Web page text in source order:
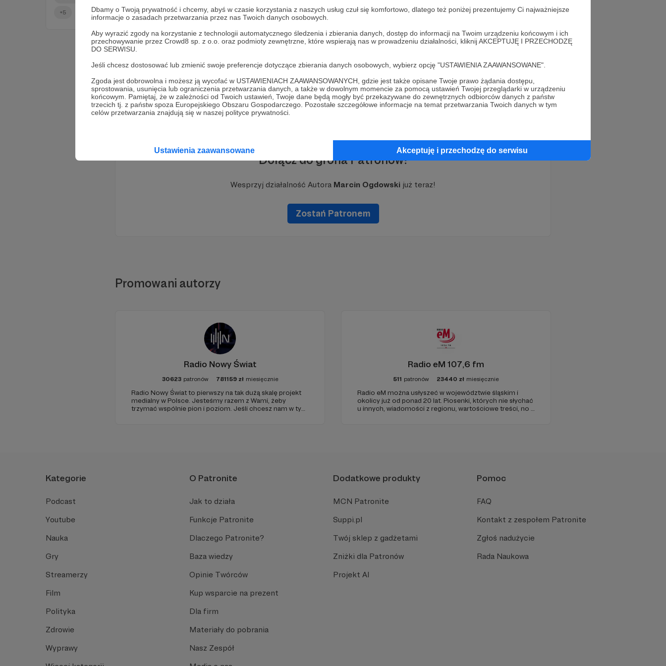
Dbamy o Twoją prywatność i chcemy, abyś w czasie korzystania z naszych usług czuł się komfortowo, dlatego też poniżej prezentujemy Ci najważniejsze
informacje o zasadach przetwarzania przez nas Twoich danych osobowych.
Aby wyrazić zgody na korzystanie z technologii automatycznego śledzenia i zbierania danych, dostęp do informacji na Twoim urządzeniu końcowym i ich
przechowywanie przez Crowd8 sp. z o.o. oraz podmioty zewnętrzne, które wspierają nas w prowadzeniu działalności, kliknij AKCEPTUJĘ I PRZECHODZĘ
DO SERWISU.
Jeśli chcesz dostosować lub zmienić swoje preferencje dotyczące zbierania danych osobowych, wybierz opcję "USTAWIENIA ZAAWANSOWANE".
Zgoda jest dobrowolna i możesz ją wycofać w USTAWIENIACH ZAAWANSOWANYCH, gdzie jest także opisane Twoje prawo żądania dostępu,
sprostowania, usunięcia lub ograniczenia przetwarzania danych, a także w dowolnym momencie za pomocą ustawień Twojej przeglądarki w urządzeniu
końcowym. Pamiętaj, że w zależności od Twoich ustawień, Twoje dane będą mogły być przekazywane do zewnętrznych odbiorców danych z państw
trzecich tj. z państw spoza Europejskiego Obszaru Gospodarczego. Pozostałe szczegółowe informacje na temat przetwarzania Twoich danych w tym
celów przetwarzania znajdują się w naszej polityce prywatności.
Ustawienia zaawansowane Akceptuję i przechodzę do serwisu
+5
Dołącz do grona Patronów!
Wesprzyj działalność Autora Marcin Ogdowski już teraz!
Zostań Patronem
Promowani autorzy
Radio Nowy Świat
30623 patronów 781159 zł miesięcznie
Radio Nowy Świat to pierwszy na tak dużą skalę projekt
medialny w Polsce. Jesteśmy razem z Wami, żeby
trzymać wspólnie pion i poziom. Jeśli chcesz nam w tym
Radio eM 107,6 fm
511 patronów 23440 zł miesięcznie
Radio eM można usłyszeć w województwie śląskim i
okolicy już od ponad 20 lat. Piosenki, których nie słychać
u innych, wiadomości z regionu, wartościowe treści, no i
Kategorie
Podcast
Youtube
Nauka
Gry
Streamerzy
Film
Polityka
Zdrowie
Wyprawy
O Patronite
Jak to działa
Funkcje Patronite
Dlaczego Patronite?
Baza wiedzy
Opinie Twórców
Kup wsparcie na prezent
Dla firm
Materiały do pobrania
Nasz Zespół
Dodatkowe produkty
MCN Patronite
Suppi.pl
Twój sklep z gadżetami
Zniżki dla Patronów
Projekt AI
Pomoc
FAQ
Kontakt z zespołem Patronite
Zgłoś nadużycie
Rada Naukowa